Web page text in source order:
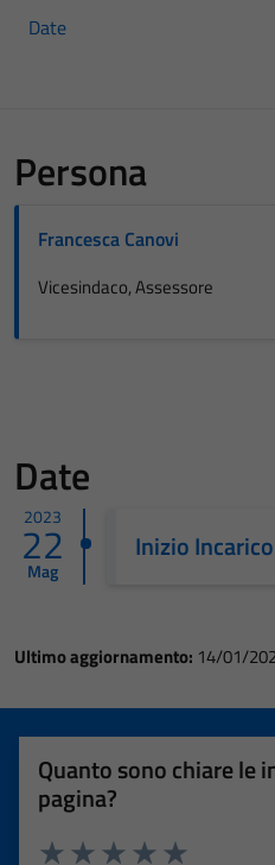
Date
Persona
Francesca Canovi
Vicesindaco, Assessore
Date
2023
22
Mag
Inizio Incarico
Ultimo aggiornamento: 14/01/
Quanto sono chiare le
pagina?